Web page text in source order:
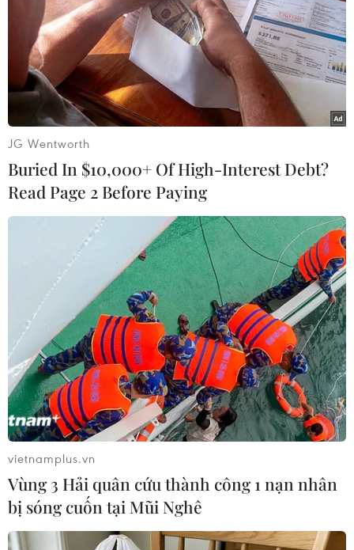
thưởng thức có nhiều người cao tuổi, công nhân và người lao
động phổ thông. (Ảnh: Minh Sơn/Vietnam+)
Qua tìm hiểu, đây là quán của gia đình chị Nguyễn Thị Cát Lệ
(sinh năm 1979). Khách qua quán ăn có thể để lại một hay
nhiều suất phở "treo" bằng tiền để dành cho những người có
hoàn cảnh khó khăn. (Ảnh: Minh Sơn/Vietnam+)
JG Wentworth
Buried In $10,000+ Of High-Interest Debt?
Read Page 2 Before Paying
vietnamplus.vn
Vùng 3 Hải quân cứu thành công 1 nạn nhân
bị sóng cuốn tại Mũi Nghê